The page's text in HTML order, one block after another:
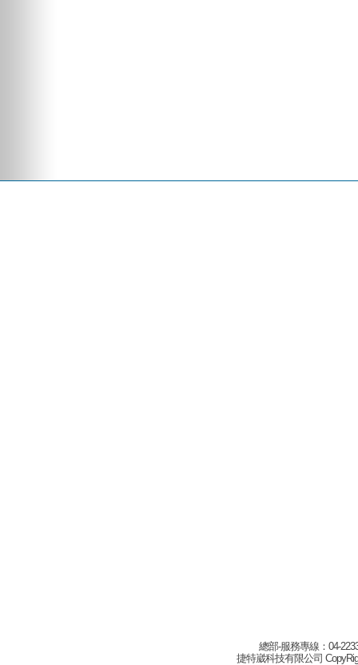
總部-服務專線：04-
捷特崴科技有限公司